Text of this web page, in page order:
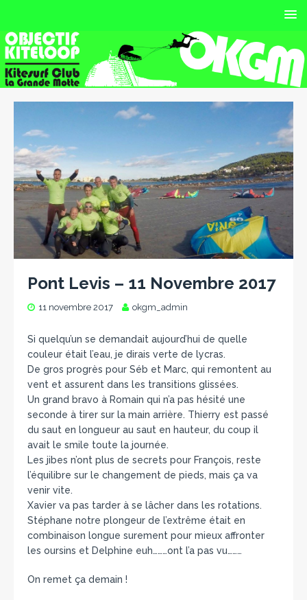
Pont Levis – 11 Novembre 2017
11 novembre 2017 okgm_admin
Si quelqu’un se demandait aujourd’hui de quelle
couleur était l’eau, je dirais verte de lycras.
De gros progrès pour Séb et Marc, qui remontent au
vent et assurent dans les transitions glissées.
Un grand bravo à Romain qui n’a pas hésité une
seconde à tirer sur la main arrière. Thierry est passé
du saut en longueur au saut en hauteur, du coup il
avait le smile toute la journée.
Les jibes n’ont plus de secrets pour François, reste
l’équilibre sur le changement de pieds, mais ça va
venir vite.
Xavier va pas tarder à se lâcher dans les rotations.
Stéphane notre plongeur de l’extrême était en
combinaison longue surement pour mieux affronter
les oursins et Delphine euh………ont l’a pas vu………
On remet ça demain !